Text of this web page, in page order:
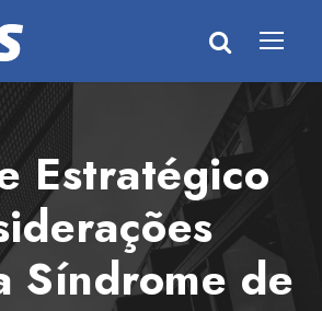
Estratégico
Síndrome de